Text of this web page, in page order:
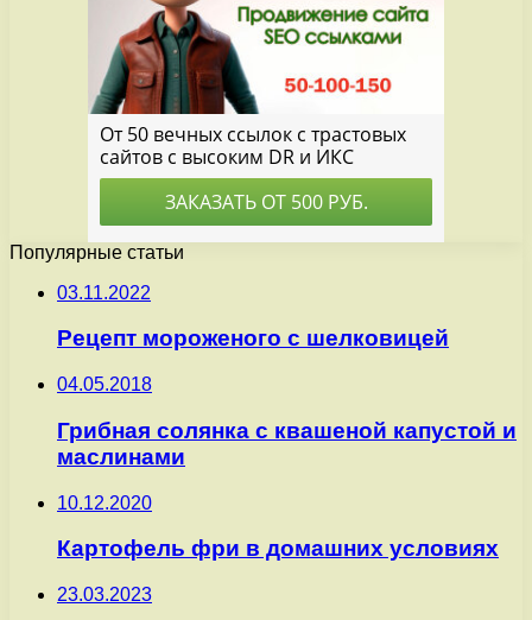
Популярные статьи
03.11.2022
Рецепт мороженого с шелковицей
04.05.2018
Грибная солянка с квашеной капустой и
маслинами
10.12.2020
Картофель фри в домашних условиях
23.03.2023